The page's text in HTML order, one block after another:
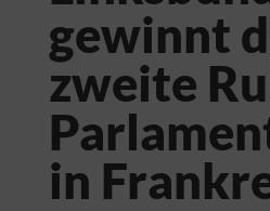
gewinnt
zweite
in